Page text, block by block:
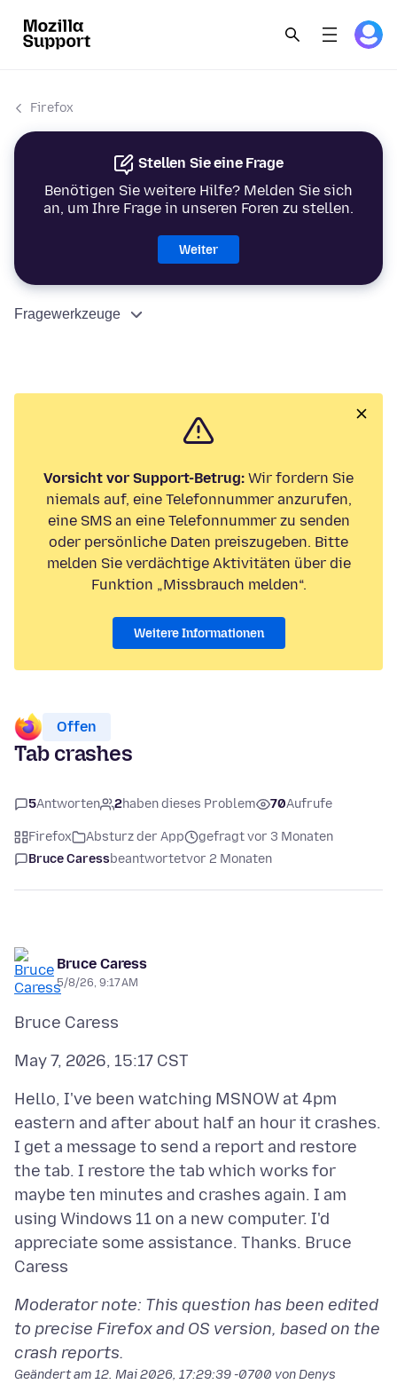
Firefox
Stellen Sie eine Frage
Benötigen Sie weitere Hilfe? Melden Sie sich
an, um Ihre Frage in unseren Foren zu stellen.
Weiter
Fragewerkzeuge
Vorsicht vor Support-Betrug: Wir fordern Sie
niemals auf, eine Telefonnummer anzurufen,
eine SMS an eine Telefonnummer zu senden
oder persönliche Daten preiszugeben. Bitte
melden Sie verdächtige Aktivitäten über die
Funktion „Missbrauch melden“.
Weitere Informationen
Offen
Tab crashes
5Antworten 2haben dieses Problem 70Aufrufe
Firefox Absturz der App
gefragt vor 3 Monaten
Bruce Caressbeantwortetvor 2 Monaten
Bruce Caress
5/8/26, 9:17 AM
Hello, I've been watching MSNOW at 4pm
eastern and after about half an hour it crashes.
I get a message to send a report and restore
the tab. I restore the tab which works for
maybe ten minutes and crashes again. I am
using Windows 11 on a new computer. I'd
appreciate some assistance. Thanks. Bruce
Moderator note: This question has been edited
to precise Firefox and OS version, based on the
crash reports.
Geändert am 12. Mai 2026, 17:29:39 -0700 von Denys